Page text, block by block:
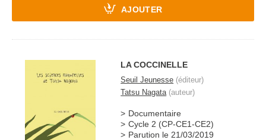
AJOUTER
LA COCCINELLE
Seuil Jeunesse (éditeur)
Tatsu Nagata(auteur)
Documentaire
Cycle 2 (CP-CE1-CE2)
Parution le 21/03/2019